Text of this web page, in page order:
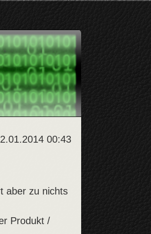
00:43
aber zu nichts
Produkt /